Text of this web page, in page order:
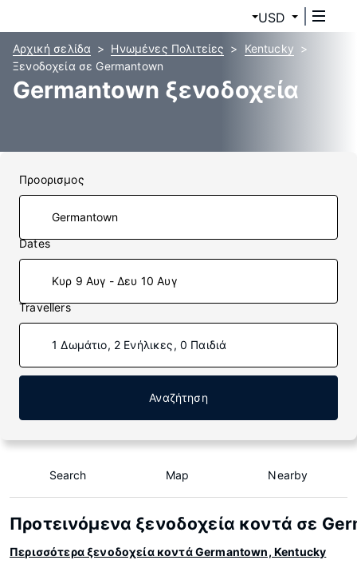
USD
Αρχική σελίδα Ηνωμένες Πολιτείες
Kentucky
Ξενοδοχεία σε Germantown
Germantown ξενοδοχεία
Προορισμος
Dates
Κυρ 9 Αυγ - Δευ 10 Αυγ
Travellers
1 Δωμάτιο, 2 Ενήλικες, 0 Παιδιά
Αναζήτηση
Search Map Nearby
Προτεινόμενα ξενοδοχεία κοντά σε
Περισσότερα ξενοδοχεία κοντά Germantown, Kentucky